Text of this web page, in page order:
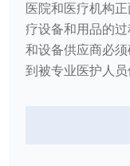
医院和医疗机构
疗设备和用品的
和设备供应商必
到被专业医护人员